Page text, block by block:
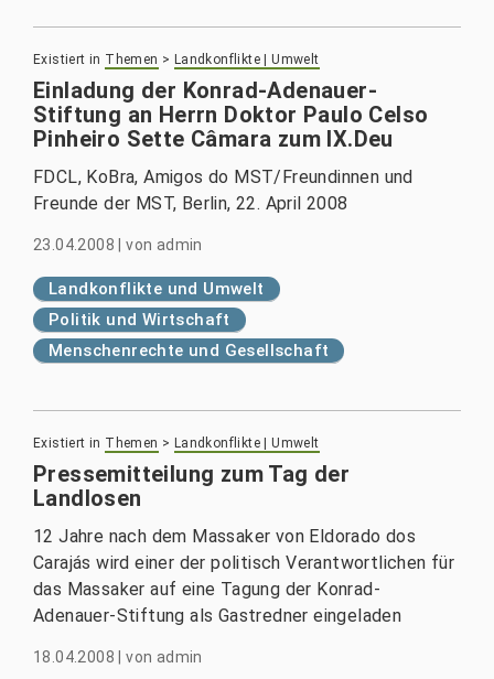
Existiert in Themen > Landkonflikte | Umwelt
Einladung der Konrad-Adenauer-
Stiftung an Herrn Doktor Paulo Celso
Pinheiro Sette Câmara zum IX.Deu
FDCL, KoBra, Amigos do MST/Freundinnen und
Freunde der MST, Berlin, 22. April 2008
23.04.2008 |von admin
Landkonflikte und Umwelt
Politik und Wirtschaft
Menschenrechte und Gesellschaft
Existiert in Themen > Landkonflikte | Umwelt
Pressemitteilung zum Tag der
Landlosen
12 Jahre nach dem Massaker von Eldorado dos
Carajás wird einer der politisch Verantwortlichen für
das Massaker auf eine Tagung der Konrad-
Adenauer-Stiftung als Gastredner eingeladen
18.04.2008 |von admin